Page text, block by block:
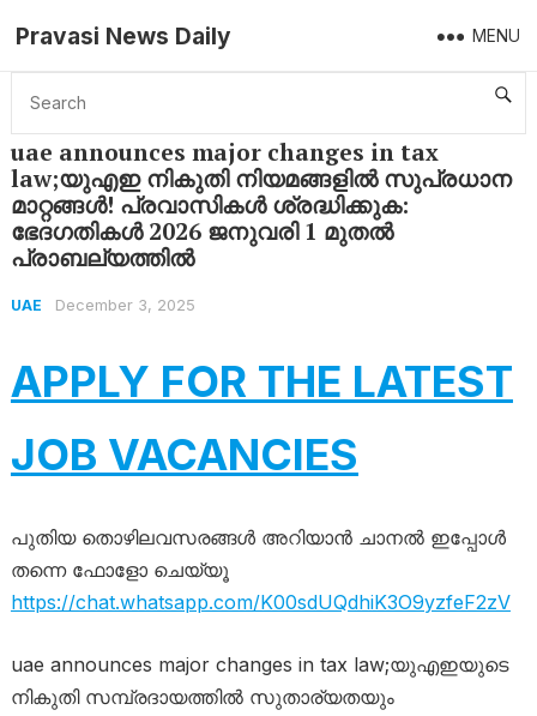
Pravasi News Daily MENU
Home UAE uae announces major changes in tax law;യുഎഇ നികുതി നിയമങ്ങളിൽ സുപ്രധാന മാറ്റങ്ങൾ! പ്രവാസികൾ ശ്രദ്ധിക്കുക: ഭേദഗതികൾ 2026 ജനുവരി 1 മുതൽ പ്രാബല്യത്തിൽ
uae announces major changes in tax
law;യുഎഇ നികുതി നിയമങ്ങളിൽ സുപ്രധാന
മാറ്റങ്ങൾ! പ്രവാസികൾ ശ്രദ്ധിക്കുക:
ഭേദഗതികൾ 2026 ജനുവരി 1 മുതൽ
പ്രാബല്യത്തിൽ
UAE December 3, 2025
APPLY FOR THE LATEST
JOB VACANCIES
പുതിയ തൊഴിലവസരങ്ങൾ അറിയാൻ ചാനൽ ഇപ്പോൾ
തന്നെ ഫോളോ ചെയ്യൂ
https://chat.whatsapp.com/K00sdUQdhiK3O9yzfeF2zV
uae announces major changes in tax law;യുഎഇയുടെ
നികുതി സമ്പ്രദായത്തിൽ സുതാര്യതയും